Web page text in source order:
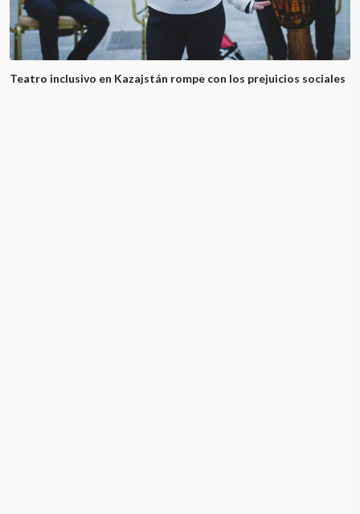
Teatro inclusivo en Kazajstán rompe con los prejuicios sociales